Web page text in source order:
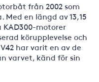
från 2002 som
en längd av 13,15
KAD300-motorer
körupplevelse och
har varit en av de
varvet, känd för sin